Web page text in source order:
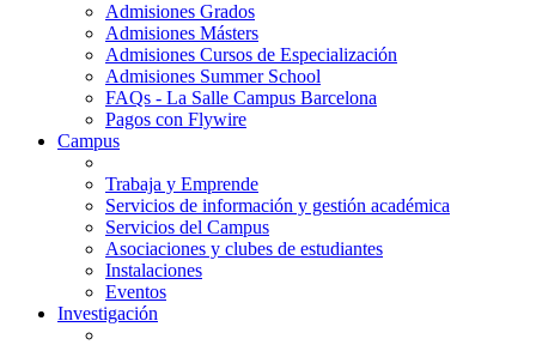
Admisiones Grados
Admisiones Másters
Admisiones Cursos de Especialización
Admisiones Summer School
FAQs - La Salle Campus Barcelona
Pagos con Flywire
Campus
Trabaja y Emprende
Servicios de información y gestión académica
Servicios del Campus
Asociaciones y clubes de estudiantes
Instalaciones
Eventos
Investigación